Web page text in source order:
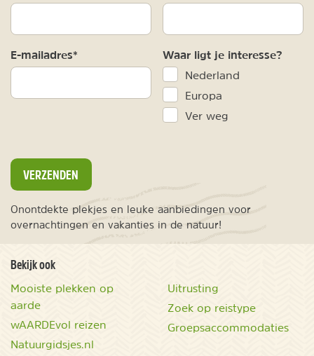
E-mailadres* Waar ligt je interesse?
Nederland
Europa
Ver weg
VERZENDEN
Onontdekte plekjes en leuke aanbiedingen voor
overnachtingen en vakanties in de natuur!
Bekijk ook
Mooiste plekken op
aarde
wAARDEvol reizen
Natuurgidsjes.nl
Uitrusting
Zoek op reistype
Groepsaccommodaties